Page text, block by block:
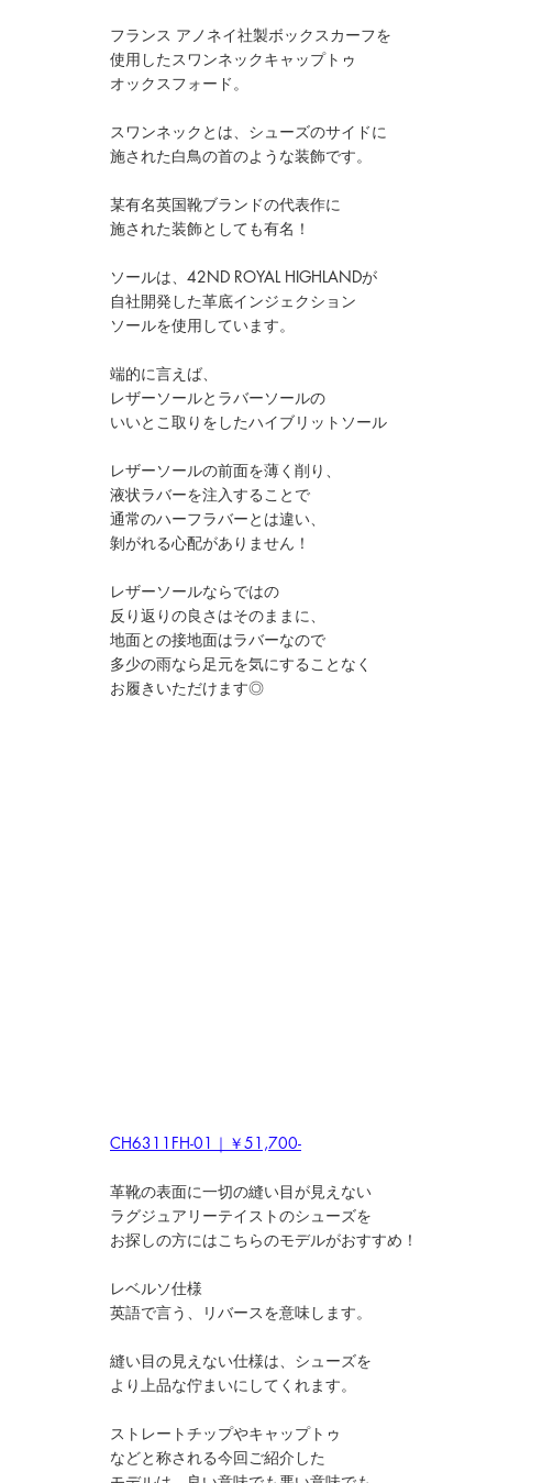
フランス アノネイ社製ボックスカーフを
使用したスワンネックキャップトゥ
オックスフォード。
スワンネックとは、シューズのサイドに
施された白鳥の首のような装飾です。
某有名英国靴ブランドの代表作に
施された装飾としても有名！
ソールは、42ND ROYAL HIGHLANDが
自社開発した革底インジェクション
ソールを使用しています。
端的に言えば、
レザーソールとラバーソールの
いいとこ取りをしたハイブリットソール
レザーソールの前面を薄く削り、
液状ラバーを注入することで
通常のハーフラバーとは違い、
剝がれる心配がありません！
レザーソールならではの
反り返りの良さはそのままに、
地面との接地面はラバーなので
多少の雨なら足元を気にすることなく
お履きいただけます◎
CH6311FH-01｜￥51,700-
革靴の表面に一切の縫い目が見えない
ラグジュアリーテイストのシューズを
お探しの方にはこちらのモデルがおすすめ！
レベルソ仕様
英語で言う、リバースを意味します。
縫い目の見えない仕様は、シューズを
より上品な佇まいにしてくれます。
ストレートチップやキャップトゥ
などと称される今回ご紹介した